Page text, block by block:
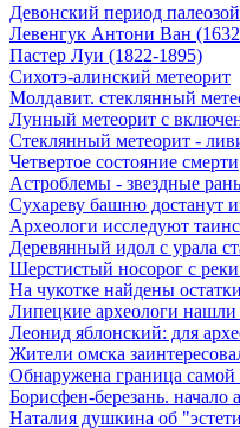
Девонский период
Левенгук Антони Ван
Пастер Луи (1822-1895)
Сихотэ-алинский метеорит
Молдавит. стеклянный
Лунный метеорит с
Стеклянный метеорит -
Четвертое состояние смерти
Астроблемы - звездные
Сухареву башню достанут
Археологи исследуют
Деревянный идол с урала
Шерстистый носорог с реки
На чукотке найдены
Липецкие археологи нашли
Леонид яблонский: для
Жители омска
Обнаружена граница самой
Борисфен-березань.
Наталия душкина об